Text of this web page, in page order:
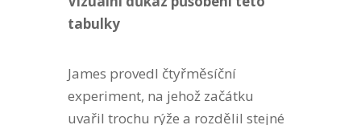
tabulky
James provedl čtyřměsíční
experiment, na jehož začátku
uvařil trochu rýže a rozdělil stejné